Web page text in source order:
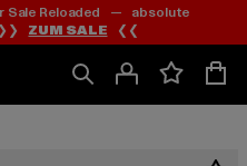
springen
springen
Reloaded — absolute
ZUM SALE ❮❮